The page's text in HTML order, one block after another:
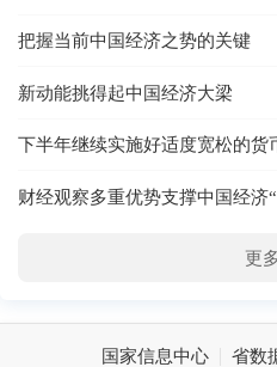
把握当前中国经济之势的关键
新动能挑得起中国经济大梁
下半年继续实施好适度宽松的货
财经观察多重优势支撑中国经济
更
国家信息中心 省数